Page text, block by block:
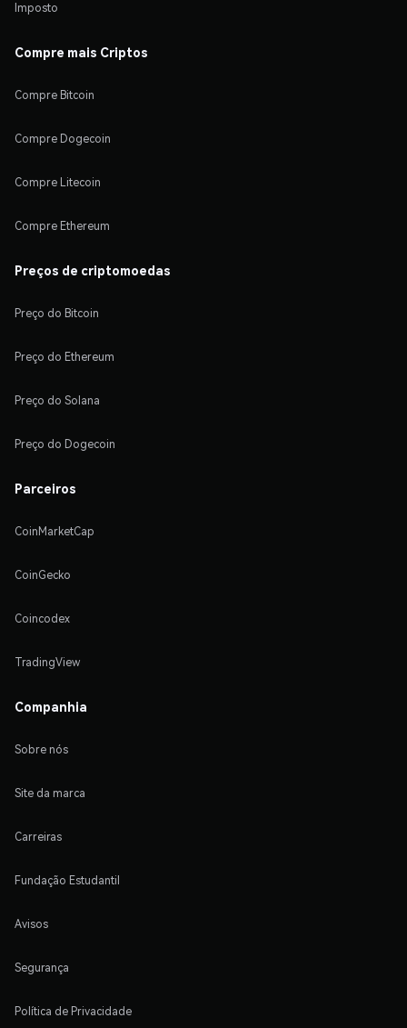
Imposto
Compre mais Criptos
Compre Bitcoin
Compre Dogecoin
Compre Litecoin
Compre Ethereum
Preços de criptomoedas
Preço do Bitcoin
Preço do Ethereum
Preço do Solana
Preço do Dogecoin
Parceiros
CoinMarketCap
CoinGecko
Coincodex
TradingView
Companhia
Sobre nós
Site da marca
Carreiras
Fundação Estudantil
Avisos
Segurança
Política de Privacidade